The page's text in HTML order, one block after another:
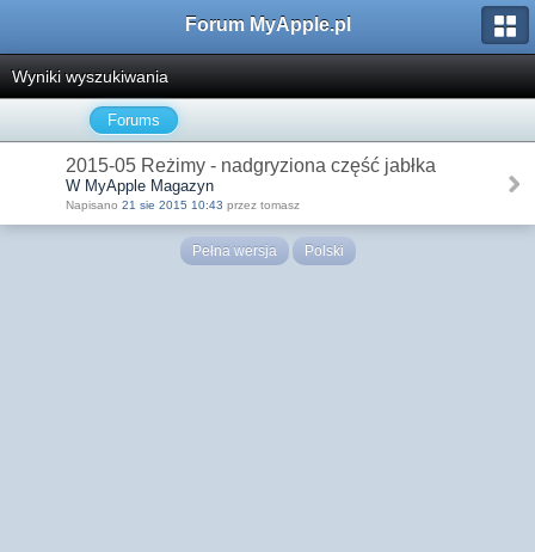
Forum MyApple.pl
Wyniki wyszukiwania
Forums
2015-05 Reżimy - nadgryziona część jabłka
W MyApple Magazyn
Napisano 21 sie 2015 10:43 przez tomasz
Pełna wersja Polski